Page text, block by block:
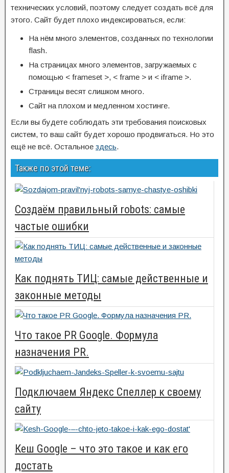
технических условий, поэтому следует создать всё для
этого. Сайт будет плохо индексироваться, если:
На нём много элементов, созданных по технологии
flash.
На страницах много элементов, загружаемых с
помощью < frameset >, < frame > и < iframe >.
Страницы весят слишком много.
Сайт на плохом и медленном хостинге.
Если вы будете соблюдать эти требования поисковых
систем, то ваш сайт будет хорошо продвигаться. Но это
ещё не всё. Остальное здесь.
Также по этой теме:
Создаём правильный robots: самые
частые ошибки
Как поднять ТИЦ: самые действенные и
законные методы
Что такое PR Google. Формула
назначения PR.
Подключаем Яндекс Спеллер к своему
сайту
Кеш Google – что это такое и как его
достать